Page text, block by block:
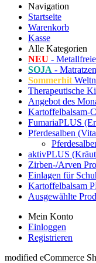
Navigation
Startseite
Warenkorb
Kasse
Alle Kategorien
NEU -
SOJA -
Sommerhit
Therapeutische
Angebot des
Kartoffelbalsam-
FumariaPLUS
Pferdesalben
aktivPLUS
Zirben-/Arven
Einlagen für
Kartoffelbalsam
Ausgewählte
Mein Konto
Einloggen
Registrieren
modified eCommerce